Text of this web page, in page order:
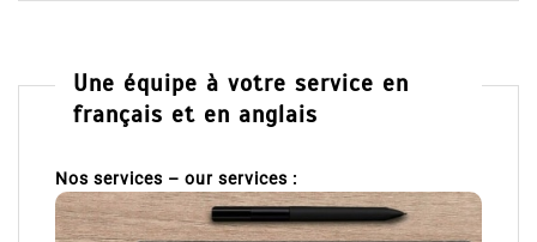
Une équipe à votre service en
français et en anglais
Nos services – our services :